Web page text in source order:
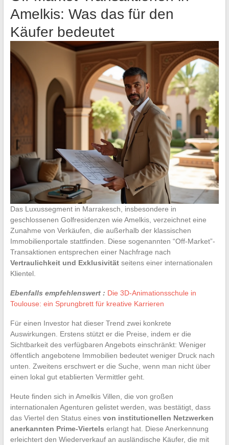
Amelkis: Was das für den
Käufer bedeutet
Das Luxussegment in Marrakesch, insbesondere in
geschlossenen Golfresidenzen wie Amelkis, verzeichnet eine
Zunahme von Verkäufen, die außerhalb der klassischen
Immobilienportale stattfinden. Diese sogenannten “Off-Market”-
Transaktionen entsprechen einer Nachfrage nach
Vertraulichkeit und Exklusivitätseitens einer internationalen
Klientel.
Ebenfalls empfehlenswert : Die 3D-Animationsschule in
Toulouse: ein Sprungbrett für kreative Karrieren
Für einen Investor hat dieser Trend zwei konkrete
Auswirkungen. Erstens stützt er die Preise, indem er die
Sichtbarkeit des verfügbaren Angebots einschränkt: Weniger
öffentlich angebotene Immobilien bedeutet weniger Druck nach
unten. Zweitens erschwert er die Suche, wenn man nicht über
einen lokal gut etablierten Vermittler geht.
Heute finden sich in Amelkis Villen, die von großen
internationalen Agenturen gelistet werden, was bestätigt, dass
das Viertel den Status eines von institutionellen Netzwerken
anerkannten Prime-Viertels erlangt hat. Diese Anerkennung
erleichtert den Wiederverkauf an ausländische Käufer, die mit